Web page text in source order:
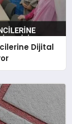
Dijital